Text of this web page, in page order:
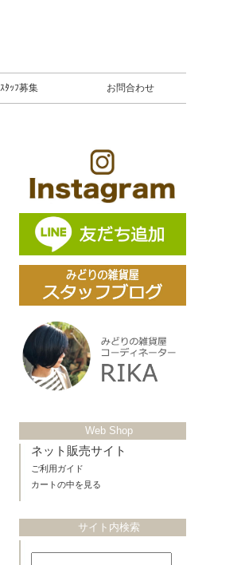
ｽﾀｯﾌ募集 お問合わせ
Web Shop
ネット販売サイト
ご利用ガイド
カートの中を見る
サイト内検索